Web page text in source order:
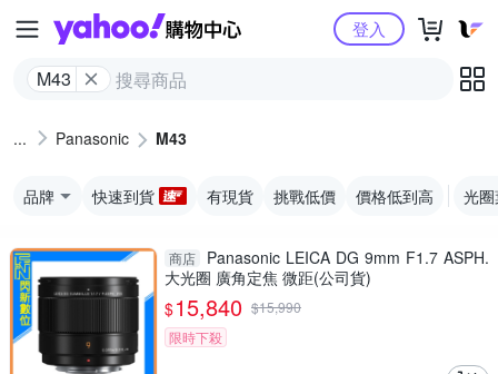
Yahoo購物中心
M43
登入
Panasonic M43
品牌 快速到貨 有現貨 挑戰低價 價格低到高 光
商店
Panasonic LEICA DG 9mm F1.7 ASPH.
大光圈 廣角定焦 微距(公司貨)
$15,840 $15,990
限時下殺